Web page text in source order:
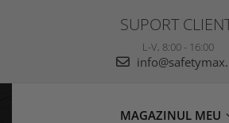
SUPORT
L-V, 8:00 - 16:00
MAGAZINUL MEU